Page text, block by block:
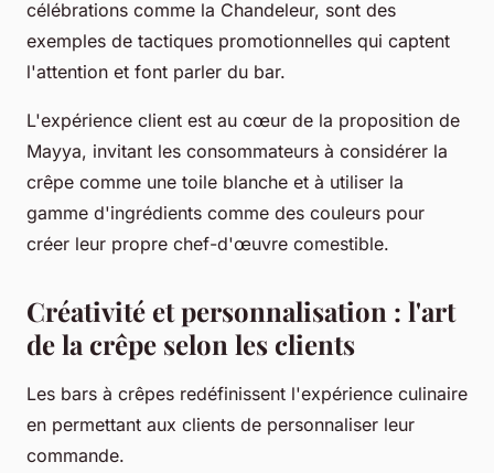
célébrations comme la Chandeleur, sont des
exemples de tactiques promotionnelles qui captent
l'attention et font parler du bar.
L'expérience client est au cœur de la proposition de
Mayya, invitant les consommateurs à considérer la
crêpe comme une toile blanche et à utiliser la
gamme d'ingrédients comme des couleurs pour
créer leur propre chef-d'œuvre comestible.
Créativité et personnalisation : l'art
de la crêpe selon les clients
Les bars à crêpes redéfinissent l'expérience culinaire
en permettant aux clients de personnaliser leur
commande.